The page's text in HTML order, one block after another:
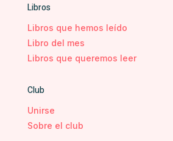
Libros
Libros que hemos leído
Libro del mes
Libros que queremos leer
Club
Unirse
Sobre el club